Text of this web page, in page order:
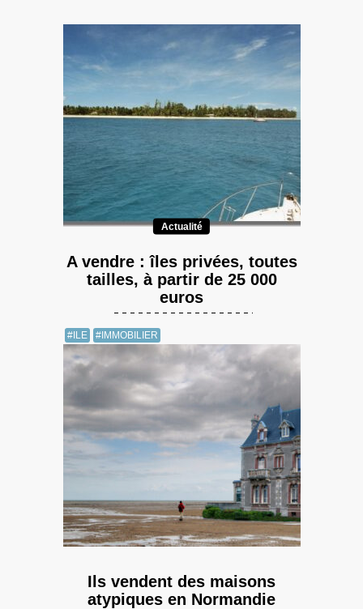
Actualité
A vendre : îles privées, toutes
tailles, à partir de 25 000
euros
#ILE #IMMOBILIER
Ils vendent des maisons
atypiques en Normandie